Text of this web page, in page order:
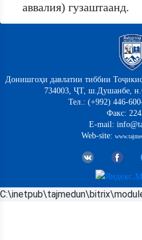
аввалия) гузаштаанд.
Донишгоҳи давлатии тиббии
734003, ҶТ, ш.Душанбе,
Тел.: (+992) 446-
Факс:
E-mail:
Web-site: